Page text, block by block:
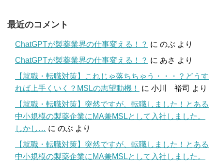
最近のコメント
ChatGPTが製薬業界の仕事変える！？ に のぶ より
ChatGPTが製薬業界の仕事変える！？ に あさ より
【就職・転職対策】これじゃ落ちちゃう・・・？どうす
れば上手くいく？MSLの志望動機！
に 小川 裕司 より
【就職・転職対策】突然ですが、転職しました！とある
中小規模の製薬企業にMA兼MSLとして入社しました。
しかし… に のぶ より
【就職・転職対策】突然ですが、転職しました！とある
中小規模の製薬企業にMA兼MSLとして入社しました。